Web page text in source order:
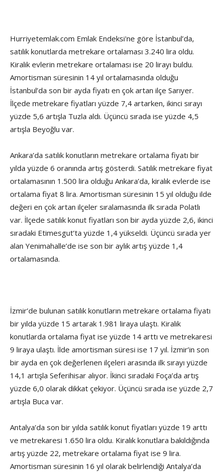
Hurriyetemlak.com Emlak Endeksi'ne göre İstanbul’da,
satılık konutlarda metrekare ortalaması 3.240 lira oldu.
Kiralık evlerin metrekare ortalaması ise 20 lirayı buldu.
Amortisman süresinin 14 yıl ortalamasında olduğu
İstanbul’da son bir ayda fiyatı en çok artan ilçe Sarıyer.
İlçede metrekare fiyatları yüzde 7,4 artarken, ikinci sırayı
yüzde 5,6 artışla Tuzla aldı. Üçüncü sırada ise yüzde 4,5
artışla Beyoğlu var.
Ankara’da satılık konutların metrekare ortalama fiyatı bir
yılda yüzde 6 oranında artış gösterdi. Satılık metrekare fiyat
ortalamasının 1.500 lira olduğu Ankara’da, kiralık evlerde ise
ortalama fiyat 8 lira. Amortisman süresinin 15 yıl olduğu ilde
değeri en çok artan ilçeler sıralamasında ilk sırada Polatlı
var. İlçede satılık konut fiyatları son bir ayda yüzde 2,6, ikinci
sıradaki Etimesgut’ta yüzde 1,4 yükseldi. Üçüncü sırada yer
alan Yenimahalle’de ise son bir aylık artış yüzde 1,4
ortalamasında.
İzmir’de bulunan satılık konutların metrekare ortalama fiyatı
bir yılda yüzde 15 artarak 1.981 liraya ulaştı. Kiralık
konutlarda ortalama fiyat ise yüzde 14 arttı ve metrekaresi
9 liraya ulaştı. İlde amortisman süresi ise 17 yıl. İzmir’in son
bir ayda en çok değerlenen ilçeleri arasında ilk sırayı yüzde
14,1 artışla Seferihisar alıyor. İkinci sıradaki Foça’da artış
yüzde 6,0 olarak dikkat çekiyor. Üçüncü sırada ise yüzde 2,7
artışla Buca var.
Antalya’da son bir yılda satılık konut fiyatları yüzde 19 arttı
ve metrekaresi 1.650 lira oldu. Kiralık konutlara bakıldığında
artış yüzde 22, metrekare ortalama fiyat ise 9 lira.
Amortisman süresinin 16 yıl olarak belirlendiği Antalya’da